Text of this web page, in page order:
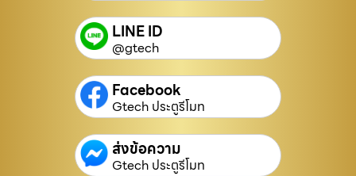
LINE ID
@gtech
Facebook
Gtech ประตูรีโมท
ส่งข้อความ
Gtech ประตูรีโมท